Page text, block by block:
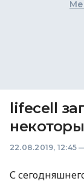
lifecell
22.08.2019, 12:45
С